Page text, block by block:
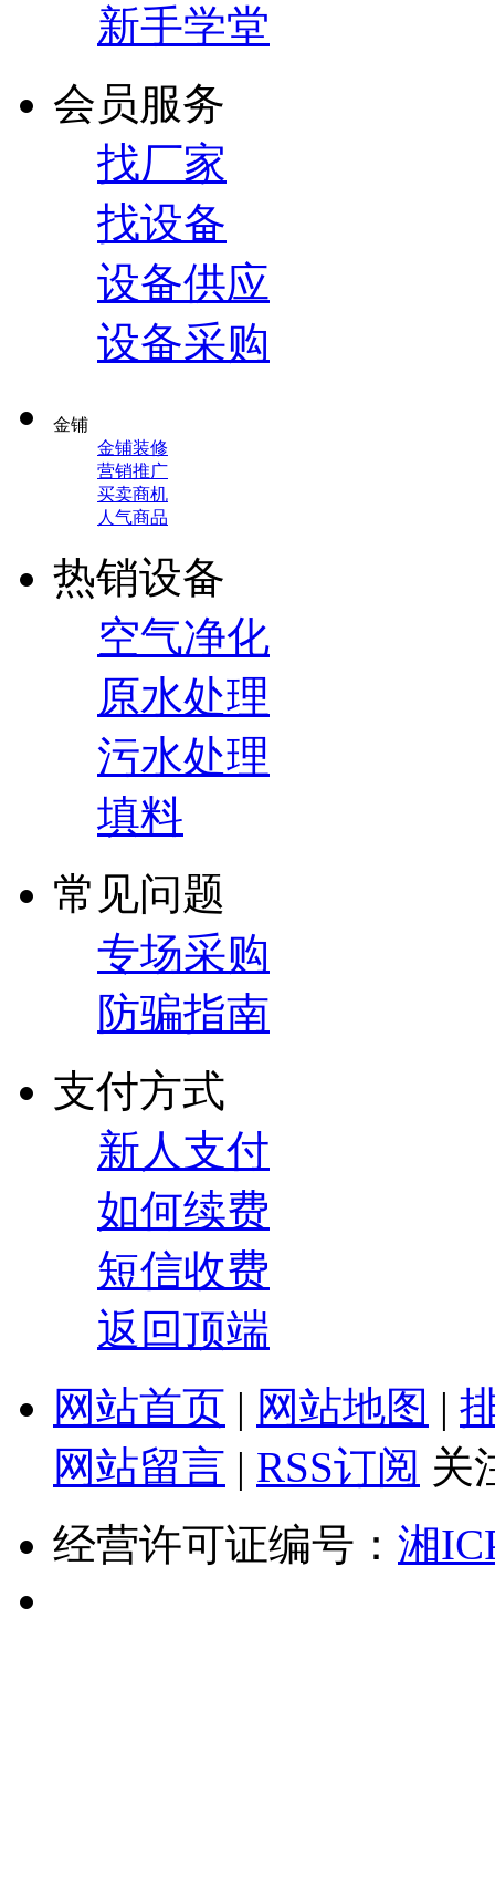
新手学堂
会员服务
找厂家
找设备
设备供应
设备采购
金铺
金铺装修
营销推广
买卖商机
人气商品
热销设备
空气净化
原水处理
污水处理
填料
常见问题
专场采购
防骗指南
支付方式
新人支付
如何续费
短信收费
返回顶端
网站首页 | 网站地图 |
网站留言 | RSS订阅 关
经营许可证编号： 湘